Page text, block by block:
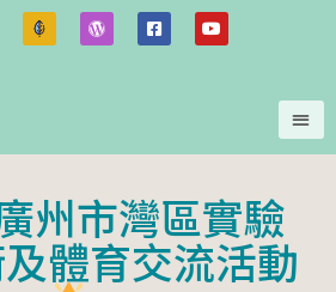
州市灣區實驗
體育交流活動